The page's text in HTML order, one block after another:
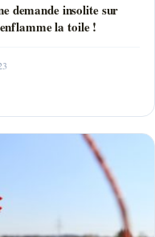
demande insolite sur
la toile !